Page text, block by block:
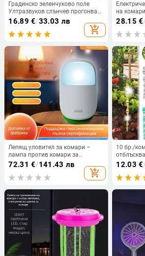
Градинско зеленчуково поле
Ултразвуков слънчев прогонващ
вредители по птици 360 градуса
въртящ се рефлектор Drive Away
Bird Device Wind bird scarin
16.89 €/33.03 лв
add_shopping_cart
на
1800V, 2W
28.15 €
Лепящ уловител за комари –
лампа против комари за
вътрешна употреба, домашна и
градинска, автоматично
привличане, нощна светлина
72.31 €/141.43 лв
add_shopping_cart
10 бр./
на
прът за
Вятърна
12.03 €